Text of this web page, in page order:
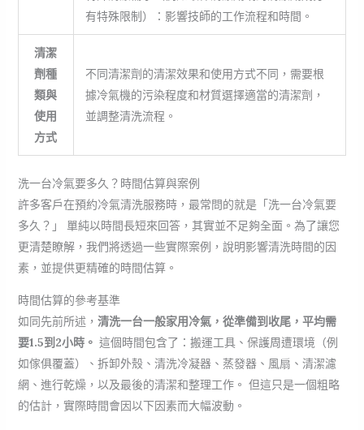
有特殊限制）：影響技師的工作流程和時間。
清潔
劑種
類與
使用
方式
不同清潔劑的清潔效果和使用方式不同，需要根
據冷氣機的污染程度和材質選擇適當的清潔劑，
並調整清洗流程。
洗一台冷氣要多久？時間估算與案例
許多客戶在預約冷氣清洗服務時，最常問的就是「洗一台冷氣要
多久？」 單純以時間長短來回答，其實並不足夠全面。為了讓您
更清楚瞭解，我們將透過一些實際案例，說明影響清洗時間的因
素，並提供更精確的時間估算。
時間估算的參考基準
如同先前所述， 清洗一台一般家用冷氣，從準備到收尾，平均需
要1.5到2小時。 這個時間包含了：搬運工具、保護周遭環境（例
如傢俱覆蓋）、拆卸外殼、清洗冷凝器、蒸發器、風扇、清潔濾
網、進行乾燥，以及最後的清潔和整理工作。 但這只是一個粗略
的估計，實際時間會因以下因素而大幅波動。